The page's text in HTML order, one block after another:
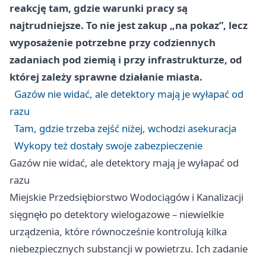
reakcję tam, gdzie warunki pracy są
najtrudniejsze. To nie jest zakup „na pokaz”, lecz
wyposażenie potrzebne przy codziennych
zadaniach pod ziemią i przy infrastrukturze, od
której zależy sprawne działanie miasta.
Gazów nie widać, ale detektory mają je wyłapać od
razu
Tam, gdzie trzeba zejść niżej, wchodzi asekuracja
Wykopy też dostały swoje zabezpieczenie
Gazów nie widać, ale detektory mają je wyłapać od
razu
Miejskie Przedsiębiorstwo Wodociągów i Kanalizacji
sięgnęło po detektory wielogazowe – niewielkie
urządzenia, które równocześnie kontrolują kilka
niebezpiecznych substancji w powietrzu. Ich zadanie